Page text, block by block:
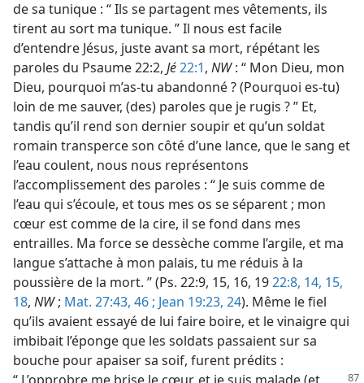
de sa tunique : “ Ils se partagent mes vêtements, ils
tirent au sort ma tunique. ” Il nous est facile
d’entendre Jésus, juste avant sa mort, répétant les
paroles du Psaume 22:2, Jé22:1, NW: “ Mon Dieu, mon
Dieu, pourquoi m’as-​tu abandonné ? (Pourquoi es-​tu)
loin de me sauver, (des) paroles que je rugis ? ” Et,
tandis qu’il rend son dernier soupir et qu’un soldat
romain transperce son côté d’une lance, que le sang et
l’eau coulent, nous nous représentons
l’accomplissement des paroles : “ Je suis comme de
l’eau qui s’écoule, et tous mes os se séparent ; mon
cœur est comme de la cire, il se fond dans mes
entrailles. Ma force se dessèche comme l’argile, et ma
langue s’attache à mon palais, tu me réduis à la
poussière de la mort. ” (Ps. 22:9, 15, 16, 1922:8, 14, 15,
18, NW; Mat. 27:43, 46 ; Jean 19:23, 24). Même le fiel
qu’ils avaient essayé de lui faire boire, et le vinaigre qui
imbibait l’éponge que les soldats passaient sur sa
bouche pour apaiser sa soif, furent prédits :
“ L’opprobre me brise le cœur, et je suis malade(et